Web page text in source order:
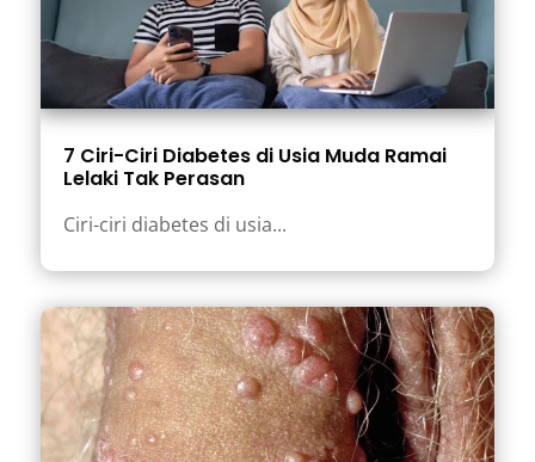
7 Ciri-Ciri Diabetes di Usia Muda Ramai
Lelaki Tak Perasan
Ciri-ciri diabetes di usia...